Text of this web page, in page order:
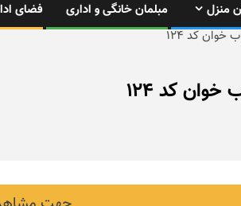
منزل مبلمان خانگی و اداری فضای
کد ۱۲۴
کد ۱۲۴